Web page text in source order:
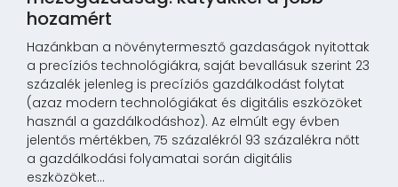
hozamért
Hazánkban a növénytermesztő gazdaságok nyitottak
a precíziós technológiákra, saját bevallásuk szerint 23
százalék jelenleg is precíziós gazdálkodást folytat
(azaz modern technológiákat és digitális eszközöket
használ a gazdálkodáshoz). Az elmúlt egy évben
jelentős mértékben, 75 százalékról 93 százalékra nőtt
a gazdálkodási folyamatai során digitális
eszközöket...